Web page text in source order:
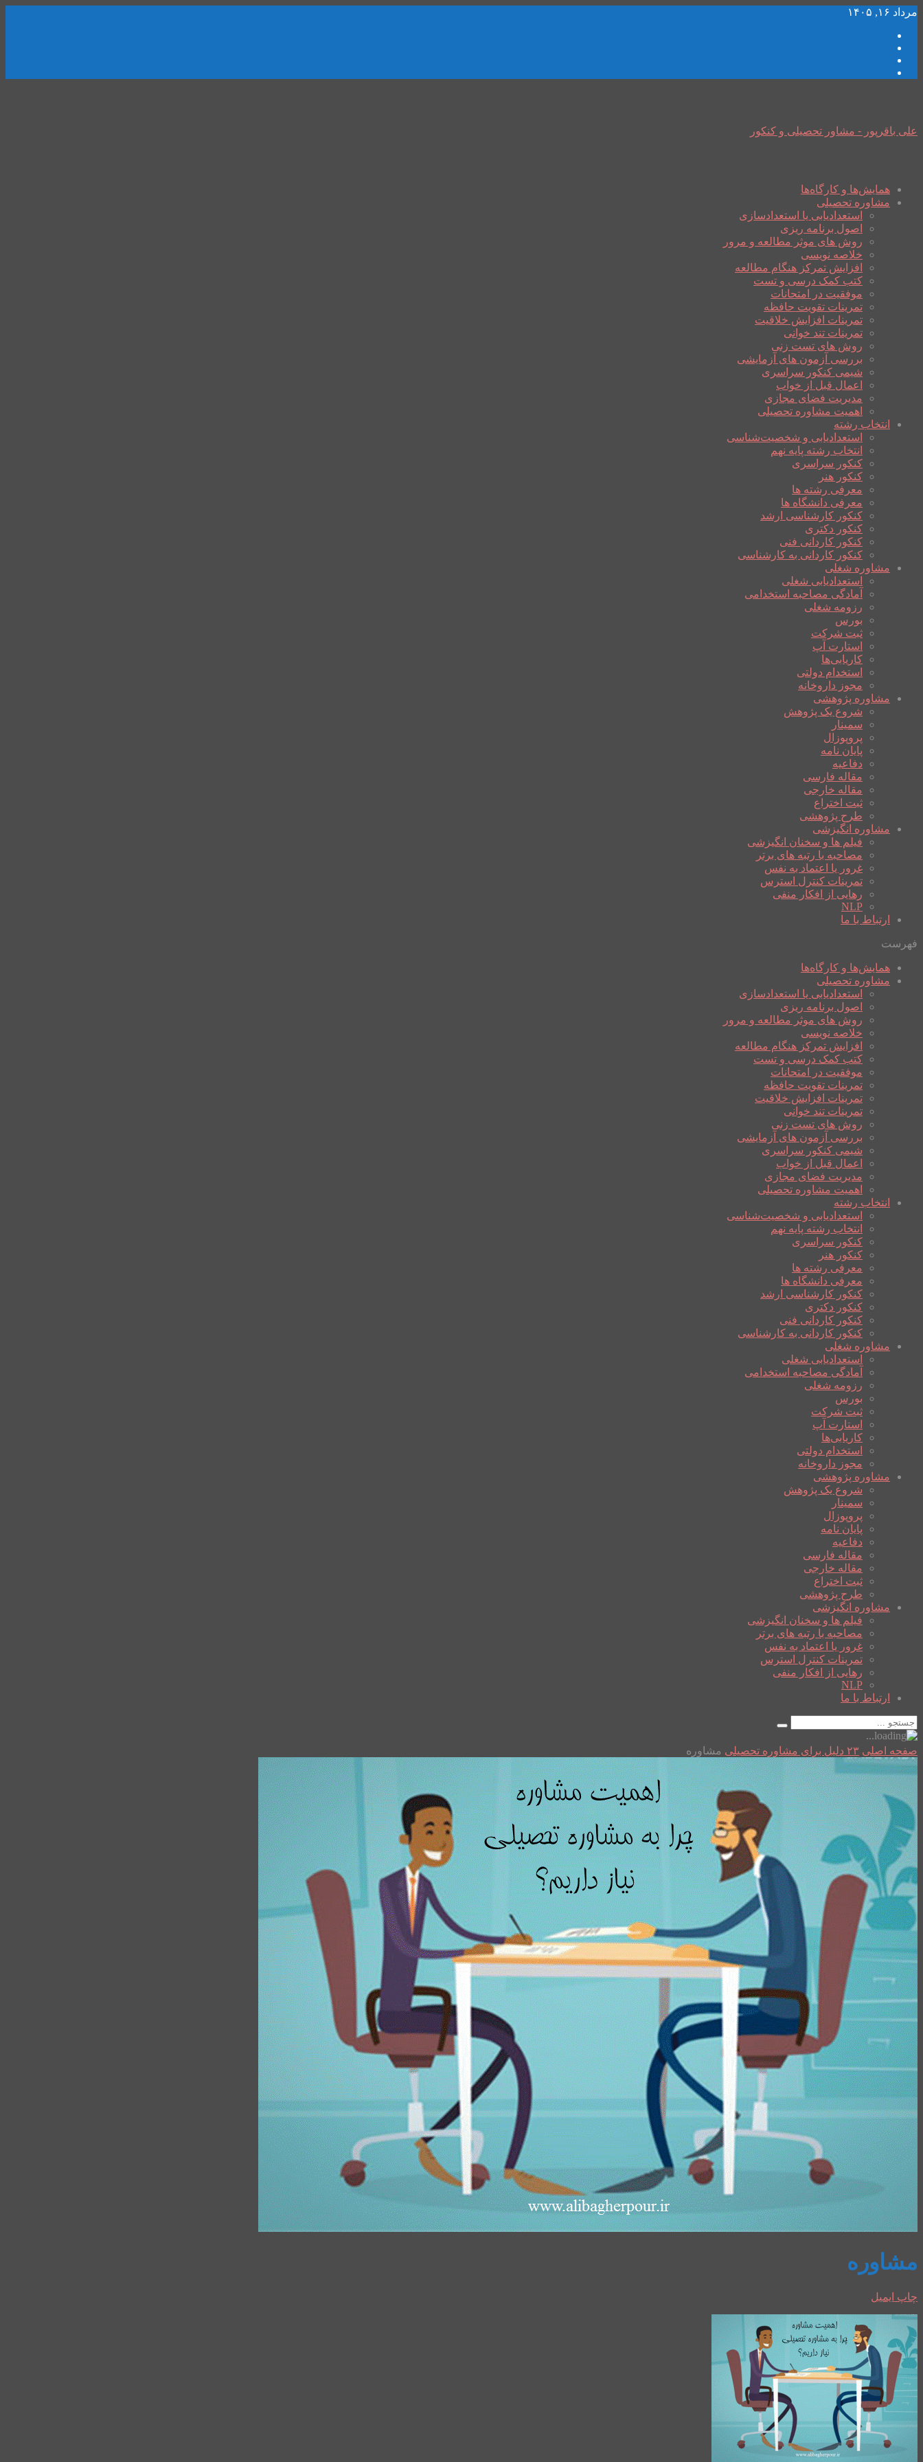
مرداد ۱۶, ۱۴۰۵
علی باقرپور - مشاور تحصیلی و کنکور
همایش‌ها و کارگاه‌ها
مشاوره تحصیلی
استعدادیابی یا استعدادسازی
اصول برنامه ریزی
روش های موثر مطالعه و مرور
خلاصه نویسی
افزایش تمرکز هنگام مطالعه
کتب کمک درسی و تست
موفقیت در امتحانات
تمرینات تقویت حافظه
تمرینات افزایش خلاقیت
تمرینات تند خوانی
روش های تست زنی
بررسی آزمون های آزمایشی
شیمی کنکور سراسری
اعمال قبل از خواب
مدیریت فضای مجازی
اهمیت مشاوره تحصیلی
انتخاب رشته
استعدادیابی و شخصیت‌شناسی
انتخاب رشته پایه نهم
کنکور سراسری
کنکور هنر
معرفی رشته ها
معرفی دانشگاه ها
کنکور کارشناسی ارشد
کنکور دکتری
کنکور کاردانی فنی
کنکور کاردانی به کارشناسی
مشاوره شغلی
استعدادیابی شغلی
آمادگی مصاحبه استخدامی
رزومه شغلی
بورس
ثبت شرکت
استارت آپ
کاریابی‌ها
استخدام دولتی
مجوز داروخانه
مشاوره پژوهشی
شروع یک پژوهش
سمینار
پروپوزال
پایان نامه
دفاعیه
مقاله فارسی
مقاله خارجی
ثبت اختراع
طرح پژوهشی
مشاوره انگیزشی
فیلم ها و سخنان انگیزشی
مصاحبه با رتبه های برتر
غرور یا اعتماد به نفس
تمرینات کنترل استرس
رهایی از افکار منفی
NLP
ارتباط با ما
فهرست
همایش‌ها و کارگاه‌ها
مشاوره تحصیلی
استعدادیابی یا استعدادسازی
اصول برنامه ریزی
روش های موثر مطالعه و مرور
خلاصه نویسی
افزایش تمرکز هنگام مطالعه
کتب کمک درسی و تست
موفقیت در امتحانات
تمرینات تقویت حافظه
تمرینات افزایش خلاقیت
تمرینات تند خوانی
روش های تست زنی
بررسی آزمون های آزمایشی
شیمی کنکور سراسری
اعمال قبل از خواب
مدیریت فضای مجازی
اهمیت مشاوره تحصیلی
انتخاب رشته
استعدادیابی و شخصیت‌شناسی
انتخاب رشته پایه نهم
کنکور سراسری
کنکور هنر
معرفی رشته ها
معرفی دانشگاه ها
کنکور کارشناسی ارشد
کنکور دکتری
کنکور کاردانی فنی
کنکور کاردانی به کارشناسی
مشاوره شغلی
استعدادیابی شغلی
آمادگی مصاحبه استخدامی
رزومه شغلی
بورس
ثبت شرکت
استارت آپ
کاریابی‌ها
استخدام دولتی
مجوز داروخانه
مشاوره پژوهشی
شروع یک پژوهش
سمینار
پروپوزال
پایان نامه
دفاعیه
مقاله فارسی
مقاله خارجی
ثبت اختراع
طرح پژوهشی
مشاوره انگیزشی
فیلم ها و سخنان انگیزشی
مصاحبه با رتبه های برتر
غرور یا اعتماد به نفس
تمرینات کنترل استرس
رهایی از افکار منفی
NLP
ارتباط با ما
صفحه اصلی ۲۳ دلیل برای مشاوره تحصیلی مشاوره
مشاوره
چاپ ایمیل